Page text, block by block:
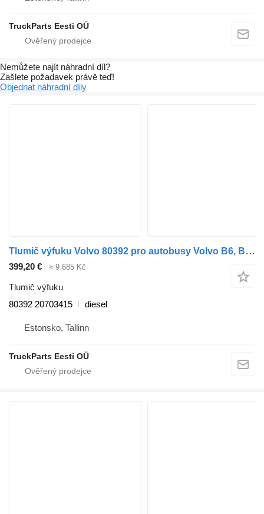
TruckParts Eesti OÜ
Nemůžete najít náhradní díl?
Zašlete požadavek právě teď!
Objednat náhradní díly
Tlumič výfuku Volvo 80392 pro autobusy Volvo B6, B7, B9, B10, B12 bus (1978-2011)
399,20 € ≈ 9 685 Kč
Tlumič výfuku
80392 20703415
diesel
Estonsko, Tallinn
TruckParts Eesti OÜ